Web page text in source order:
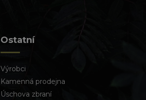
Ostatní
Výrobci
Kamenná prodejna
Úschova zbraní